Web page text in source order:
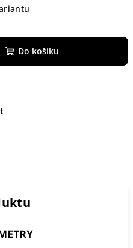
Do košíku